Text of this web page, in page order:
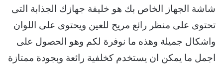
شاشة الجهاز الخاص بك هو خليفة جهازك الجذابة التى
تحتوى على منظر رائع مريح للعين ويحتوى على اللوان
واشكال جميلة وهذه ما نوفرة لكم وهو الحصول على
اجمل ما يمكن ان يستخدم كخلفية رائعة وبجودة ممتازة